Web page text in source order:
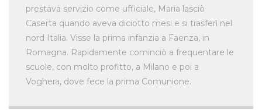
prestava servizio come ufficiale, Maria lasciò
Caserta quando aveva diciotto mesi e si trasferì nel
nord Italia. Visse la prima infanzia a Faenza, in
Romagna. Rapidamente cominciò a frequentare le
scuole, con molto profitto, a Milano e poi a
Voghera, dove fece la prima Comunione.